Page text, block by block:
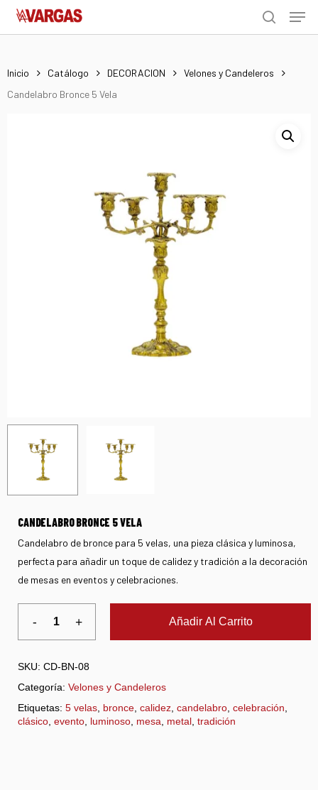
Skip
search
Menu
Inicio Catálogo DECORACION
Velones y Candeleros
Candelabro Bronce 5 Vela
CANDELABRO BRONCE 5 VELA
Candelabro de bronce para 5 velas, una pieza clásica y luminosa,
perfecta para añadir un toque de calidez y tradición a la decoración
de mesas en eventos y celebraciones.
Añadir Al Carrito
SKU: CD-BN-08
Categoría: Velones y Candeleros
Etiquetas: 5 velas bronce calidez candelabro celebración
clásico evento luminoso mesa metal tradición